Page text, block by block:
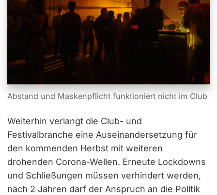
Abstand und Maskenpflicht funktioniert nicht im Club
Weiterhin verlangt die Club- und
Festivalbranche eine Auseinandersetzung für
den kommenden Herbst mit weiteren
drohenden Corona-Wellen. Erneute Lockdowns
und Schließungen müssen verhindert werden,
nach 2 Jahren darf der Anspruch an die Politik